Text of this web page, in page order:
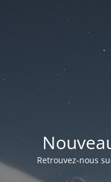
Retrouvez-nous